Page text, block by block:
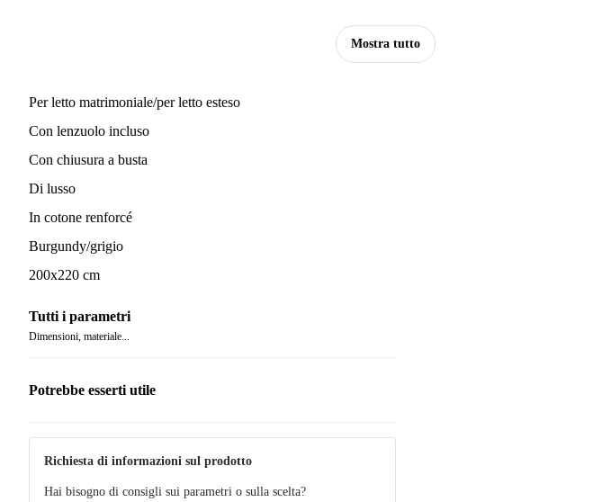
Mostra tutto
Per letto matrimoniale/per letto esteso
Con lenzuolo incluso
Con chiusura a busta
Di lusso
In cotone renforcé
Burgundy/grigio
200x220 cm
Tutti i parametri
Dimensioni, materiale...
Potrebbe esserti utile
Richiesta di informazioni sul prodotto
Hai bisogno di consigli sui parametri o sulla scelta?